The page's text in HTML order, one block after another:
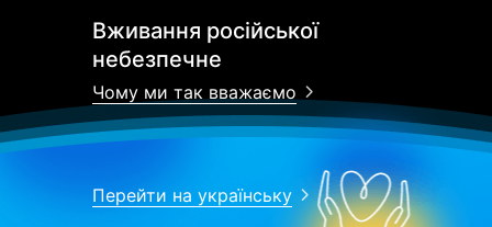
Вживання російської
небезпечне
Чому ми так вважаємо
Перейти на українську